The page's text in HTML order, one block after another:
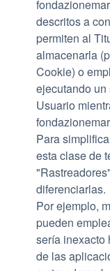
descritos a
permiten al
almacenarla
Cookie) o
ejecutando
Usuario
Para
esta clase de
diferenciarlas.
Por ejemplo,
pueden
sería inexacto
de las